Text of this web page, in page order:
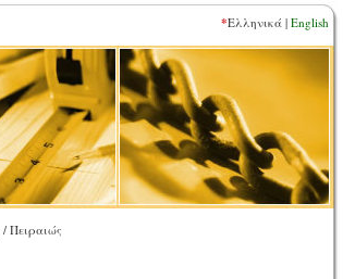
*Ελληνικά | English
/ Πειραιώς